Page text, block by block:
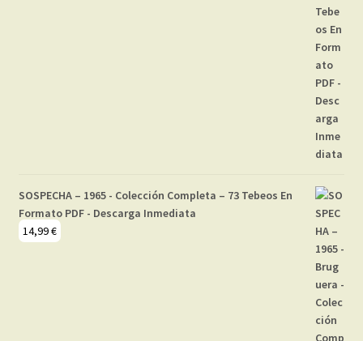
SOSPECHA – 1965 - Colección Completa – 73 Tebeos En
Formato PDF - Descarga Inmediata
14,99€